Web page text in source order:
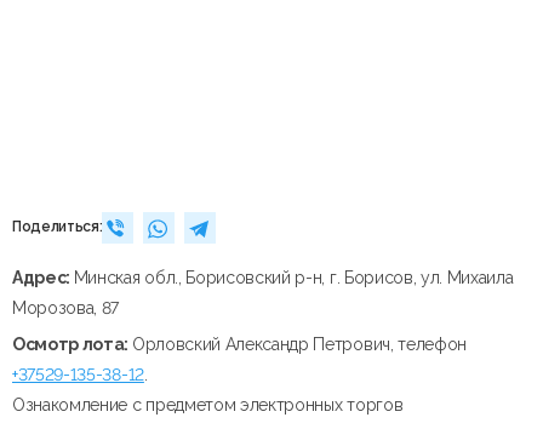
Поделиться:
Адрес: Минская обл., Борисовский р-н, г. Борисов, ул. Михаила
Морозова, 87
Осмотр лота: Орловский Александр Петрович, телефон
+37529-135-38-12.
Ознакомление с предметом электронных торгов